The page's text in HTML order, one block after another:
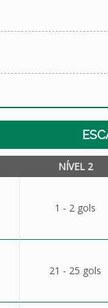
NÍVEL 2
1 - 2 gols
21 - 25 gols